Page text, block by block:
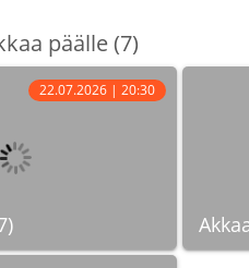
päälle (7)
22.07.2026 | 20:30